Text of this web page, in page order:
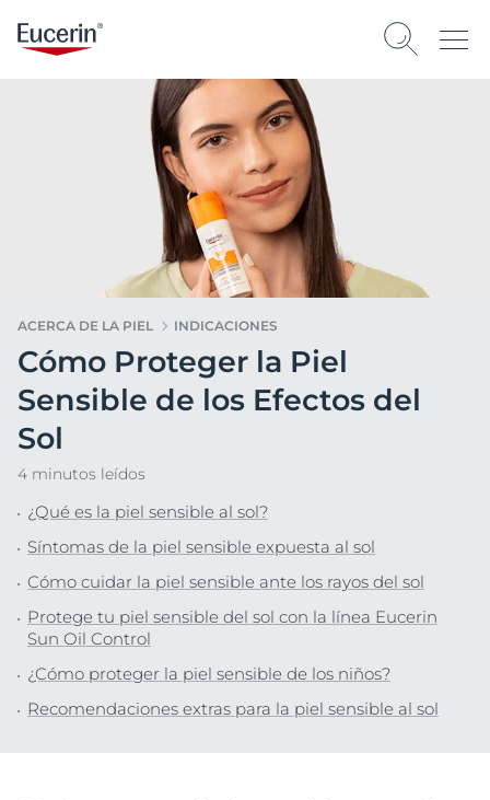
ACERCA DE LA PIEL INDICACIONES
Cómo Proteger la Piel
Sensible de los Efectos del
Sol
4 minutos leídos
¿Qué es la piel sensible al sol?
Síntomas de la piel sensible expuesta al sol
Cómo cuidar la piel sensible ante los rayos del sol
Protege tu piel sensible del sol con la línea Eucerin
Sun Oil Control
¿Cómo proteger la piel sensible de los niños?
Recomendaciones extras para la piel sensible al sol